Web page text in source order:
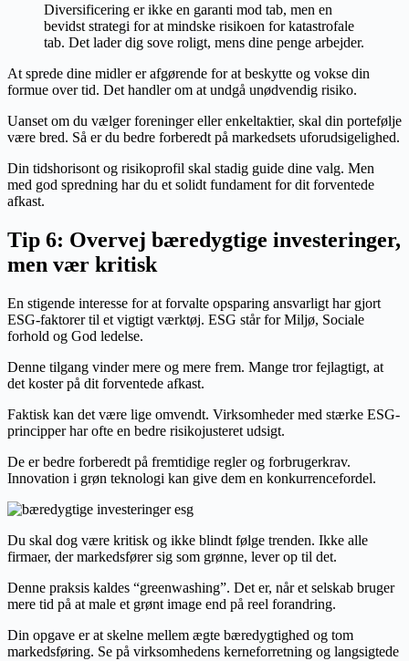
Diversificering er ikke en garanti mod tab, men en
bevidst strategi for at mindske risikoen for katastrofale
tab. Det lader dig sove roligt, mens dine penge arbejder.
At sprede dine midler er afgørende for at beskytte og vokse din
formue over tid. Det handler om at undgå unødvendig risiko.
Uanset om du vælger foreninger eller enkeltaktier, skal din portefølje
være bred. Så er du bedre forberedt på markedsets uforudsigelighed.
Din tidshorisont og risikoprofil skal stadig guide dine valg. Men
med god spredning har du et solidt fundament for dit forventede
afkast.
Tip 6: Overvej bæredygtige investeringer,
men vær kritisk
En stigende interesse for at forvalte opsparing ansvarligt har gjort
ESG-faktorer til et vigtigt værktøj. ESG står for Miljø, Sociale
forhold og God ledelse.
Denne tilgang vinder mere og mere frem. Mange tror fejlagtigt, at
det koster på dit forventede afkast.
Faktisk kan det være lige omvendt. Virksomheder med stærke ESG-
principper har ofte en bedre risikojusteret udsigt.
De er bedre forberedt på fremtidige regler og forbrugerkrav.
Innovation i grøn teknologi kan give dem en konkurrencefordel.
Du skal dog være kritisk og ikke blindt følge trenden. Ikke alle
firmaer, der markedsfører sig som grønne, lever op til det.
Denne praksis kaldes “greenwashing”. Det er, når et selskab bruger
mere tid på at male et grønt image end på reel forandring.
Din opgave er at skelne mellem ægte bæredygtighed og tom
markedsføring. Se på virksomhedens kerneforretning og langsigtede